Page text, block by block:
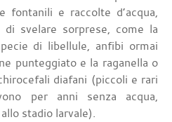
fontanili e raccolte d’acqua,
svelare sorprese, come la
di libellule, anfibi ormai
punteggiato e la raganella o
diafani (piccoli e rari
per anni senza acqua,
stadio larvale).